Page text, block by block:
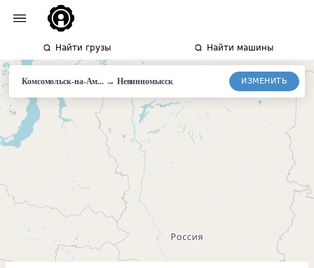
Найти грузы Найти машины
Комсомольск-на-Ам... → Невинномысск ИЗМЕНИТЬ